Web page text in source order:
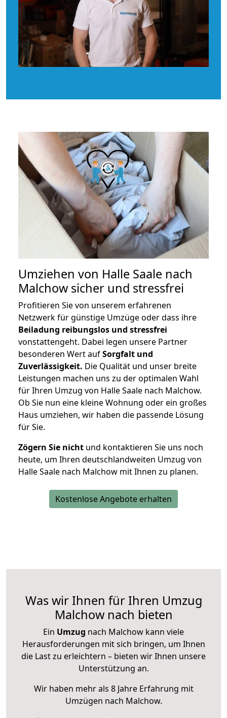
Umziehen von Halle Saale nach
Malchow sicher und stressfrei
Profitieren Sie von unserem erfahrenen
Netzwerk für günstige Umzüge oder dass ihre
Beiladung reibungslos und stressfrei
vonstattengeht. Dabei legen unsere Partner
besonderen Wert aufSorgfalt und
Zuverlässigkeit. Die Qualität und unser breite
Leistungen machen uns zu der optimalen Wahl
für Ihren Umzug von Halle Saale nach Malchow.
Ob Sie nun eine kleine Wohnung oder ein großes
Haus umziehen, wir haben die passende Lösung
für Sie.
Zögern Sie nicht und kontaktieren Sie uns noch
heute, um Ihren deutschlandweiten Umzug von
Halle Saale nach Malchow mit Ihnen zu planen.
Kostenlose Angebote erhalten
Was wir Ihnen für Ihren Umzug
Malchow nach bieten
Ein Umzug nach Malchow kann viele
Herausforderungen mit sich bringen, um Ihnen
die Last zu erleichtern – bieten wir Ihnen unsere
Unterstützung an.
Wir haben mehr als 8 Jahre Erfahrung mit
Umzügen nach Malchow.